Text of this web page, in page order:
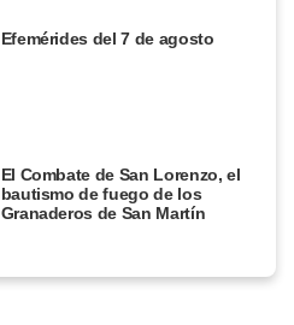
Efemérides del 7 de agosto
El Combate de San Lorenzo, el
bautismo de fuego de los
Granaderos de San Martín